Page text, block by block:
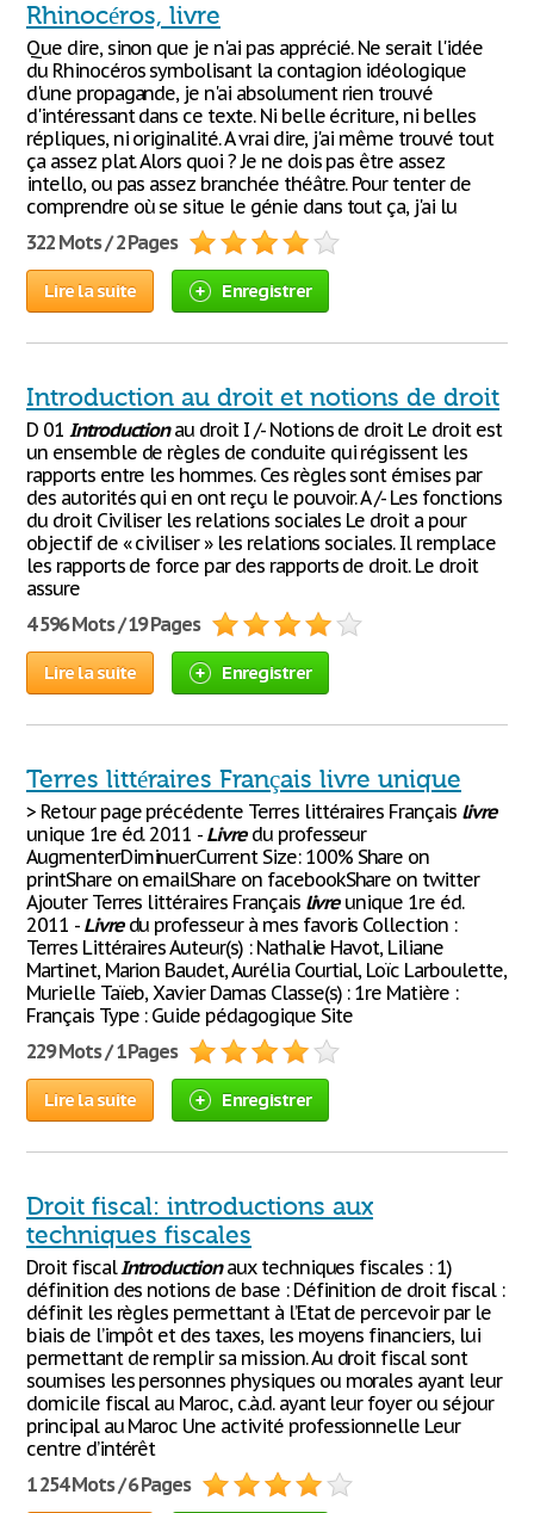
Rhinocéros, livre
Que dire, sinon que je n'ai pas apprécié. Ne serait l'idée
du Rhinocéros symbolisant la contagion idéologique
d'une propagande, je n'ai absolument rien trouvé
d'intéressant dans ce texte. Ni belle écriture, ni belles
répliques, ni originalité. A vrai dire, j'ai même trouvé tout
ça assez plat. Alors quoi ? Je ne dois pas être assez
intello, ou pas assez branchée théâtre. Pour tenter de
comprendre où se situe le génie dans tout ça, j'ai lu
322 Mots / 2 Pages
Lire la suite Enregistrer
Introduction au droit et notions de droit
D 01 Introductionau droit I /- Notions de droit Le droit est
un ensemble de règles de conduite qui régissent les
rapports entre les hommes. Ces règles sont émises par
des autorités qui en ont reçu le pouvoir. A /- Les fonctions
du droit Civiliser les relations sociales Le droit a pour
objectif de « civiliser » les relations sociales. Il remplace
les rapports de force par des rapports de droit. Le droit
assure
4 596 Mots / 19 Pages
Lire la suite Enregistrer
Terres littéraires Français livre unique
> Retour page précédente Terres littéraires Français livre
unique 1re éd. 2011 - Livredu professeur
AugmenterDiminuerCurrent Size: 100% Share on
printShare on emailShare on facebookShare on twitter
Ajouter Terres littéraires Français livreunique 1re éd.
2011 - Livredu professeur à mes favoris Collection :
Terres Littéraires Auteur(s) : Nathalie Havot, Liliane
Martinet, Marion Baudet, Aurélia Courtial, Loïc Larboulette,
Murielle Taïeb, Xavier Damas Classe(s) : 1re Matière :
Français Type : Guide pédagogique Site
229 Mots / 1 Pages
Lire la suite Enregistrer
Droit fiscal: introductions aux
techniques fiscales
Droit fiscalIntroductionaux techniques fiscales : 1)
définition des notions de base : Définition de droit fiscal :
définit les règles permettant à l’Etat de percevoir par le
biais de l’impôt et des taxes, les moyens financiers, lui
permettant de remplir sa mission. Au droit fiscal sont
soumises les personnes physiques ou morales ayant leur
domicile fiscal au Maroc, c.à.d. ayant leur foyer ou séjour
principal au Maroc Une activité professionnelle Leur
centre d’intérêt
1 254 Mots / 6 Pages